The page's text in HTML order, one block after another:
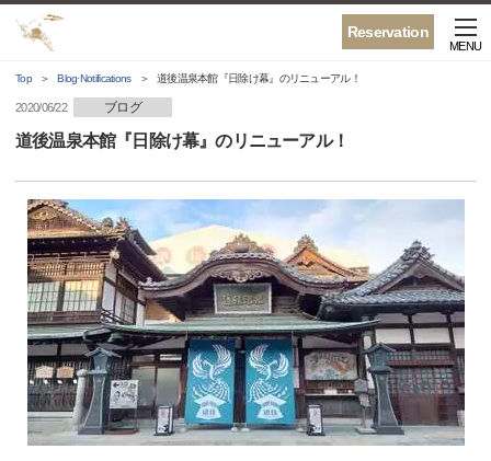
Reservation
MENU
Top Blog·Notifications 道後温泉本館『日除け幕』のリニューアル！
2020/06/22 ブログ
道後温泉本館『日除け幕』のリニューアル！